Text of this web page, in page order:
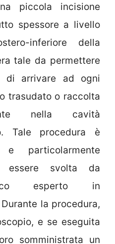
piccola incisione
spessore a livello
inferiore della
tale da permettere
di arrivare ad ogni
trasudato o raccolta
nella cavità
Tale procedura è
particolarmente
svolta da
esperto in
la procedura,
e se eseguita
somministrata un